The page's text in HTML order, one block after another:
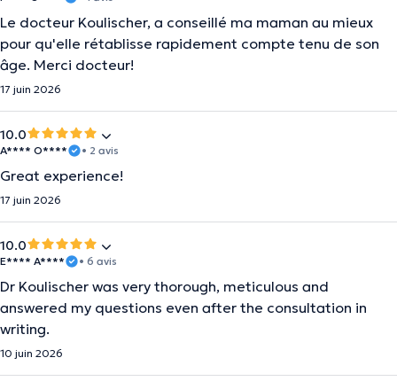
Le docteur Koulischer, a conseillé ma maman au mieux
pour qu'elle rétablisse rapidement compte tenu de son
âge. Merci docteur!
17 juin 2026
10.0
A**** O**** • 2 avis
Great experience!
17 juin 2026
10.0
E**** A**** • 6 avis
Dr Koulischer was very thorough, meticulous and
answered my questions even after the consultation in
writing.
10 juin 2026